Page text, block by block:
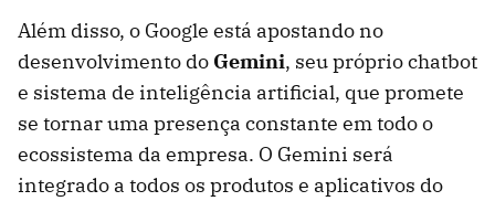
Além disso, o Google está apostando no
desenvolvimento do Gemini, seu próprio chatbot
e sistema de inteligência artificial, que promete
se tornar uma presença constante em todo o
ecossistema da empresa. O Gemini será
integrado a todos os produtos e aplicativos do